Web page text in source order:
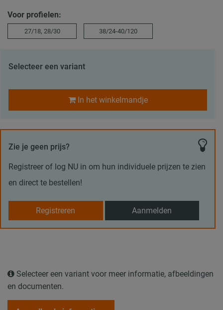
Voor profielen:
27/18, 28/30 38/24-40/120
Selecteer een variant
In het winkelmandje
Zie je geen prijs?
Registreer of log NU in om hun individuele prijzen te zien
en direct te bestellen!
Registreren Aanmelden
Selecteer een variant voor meer informatie, afbeeldingen
en documenten.